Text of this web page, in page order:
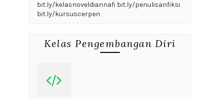
bit.ly/kelasnoveldiannafi bit.ly/penulisanfiksi
bit.ly/kursuscerpen
Kelas Pengembangan Diri